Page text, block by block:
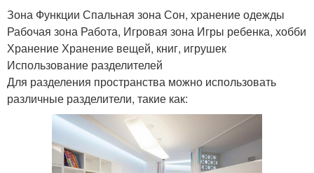
Зона Функции Спальная зона Сон, хранение одежды
Рабочая зона Работа, Игровая зона Игры ребенка, хобби
Хранение Хранение вещей, книг, игрушек
Использование разделителей
Для разделения пространства можно использовать
различные разделители, такие как: